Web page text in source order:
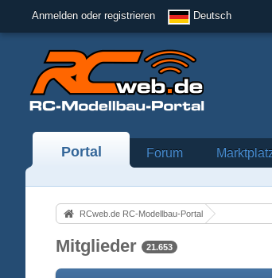
Anmelden oder registrieren Deutsch
Portal Forum
RCweb.de RC-Modellbau-Portal
Mitglieder 21.653